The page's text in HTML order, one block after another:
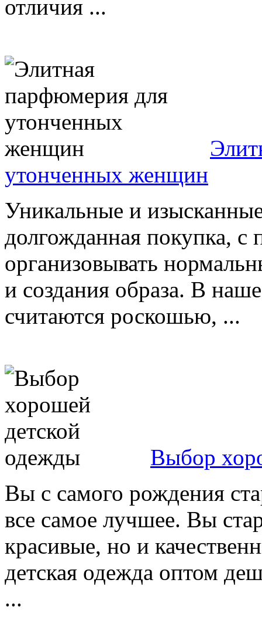
отличия ...
утонченных женщин
Уникальные и
долгожданная покупка,
организовывать
и создания образа. В
считаются роскошью, ...
Выбор
Вы с самого рождения
все самое лучшее. Вы
красивые, но и
детская одежда оптом
...